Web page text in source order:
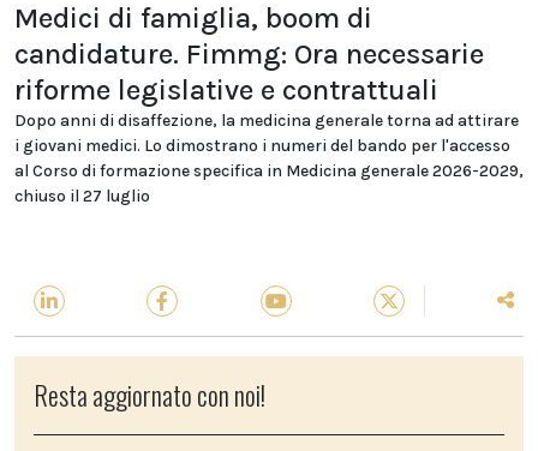
Medici di famiglia, boom di
candidature. Fimmg: Ora necessarie
riforme legislative e contrattuali
Dopo anni di disaffezione, la medicina generale torna ad attirare
i giovani medici. Lo dimostrano i numeri del bando per l'accesso
al Corso di formazione specifica in Medicina generale 2026-2029,
chiuso il 27 luglio
Resta aggiornato con noi!